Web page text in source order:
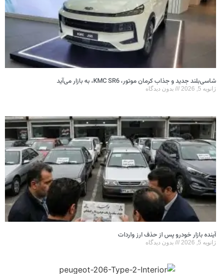
شاسی‌بلند جدید و جذاب کرمان موتور، KMC SR6، به بازار می‌آید
ژانویه 5, 2026 بدون دیدگاه
آینده بازار خودرو پس از حذف ارز واردات
ژانویه 5, 2026 بدون دیدگاه